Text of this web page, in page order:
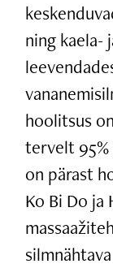
ning kaela-
hoolitsus
tervelt
on pärast
Ko Bi Do